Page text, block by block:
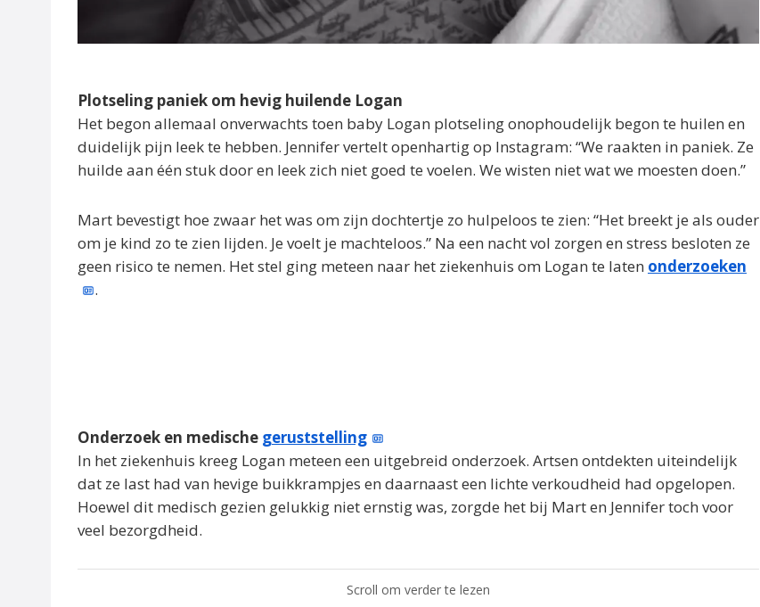
Plotseling paniek om hevig huilende Logan
Het begon allemaal onverwachts toen baby Logan plotseling onophoudelijk begon te huilen en
duidelijk pijn leek te hebben. Jennifer vertelt openhartig op Instagram: “We raakten in paniek. Ze
huilde aan één stuk door en leek zich niet goed te voelen. We wisten niet wat we moesten doen.”
Mart bevestigt hoe zwaar het was om zijn dochtertje zo hulpeloos te zien: “Het breekt je als ouder
om je kind zo te zien lijden. Je voelt je machteloos.” Na een nacht vol zorgen en stress besloten ze
geen risico te nemen. Het stel ging meteen naar het ziekenhuis om Logan te laten onderzoeken
.
Onderzoek en medische geruststelling
In het ziekenhuis kreeg Logan meteen een uitgebreid onderzoek. Artsen ontdekten uiteindelijk
dat ze last had van hevige buikkrampjes en daarnaast een lichte verkoudheid had opgelopen.
Hoewel dit medisch gezien gelukkig niet ernstig was, zorgde het bij Mart en Jennifer toch voor
veel bezorgdheid.
Scroll om verder te lezen